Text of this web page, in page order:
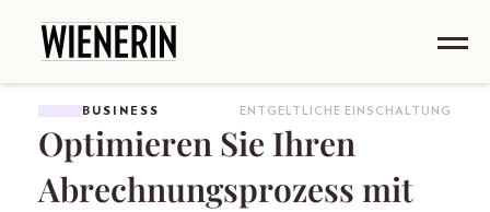
BUSINESS ENTGELTLICHE EINSCHALTUNG
Optimieren Sie Ihren
Abrechnungsprozess mit